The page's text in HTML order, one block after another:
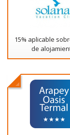
15% aplicable
de